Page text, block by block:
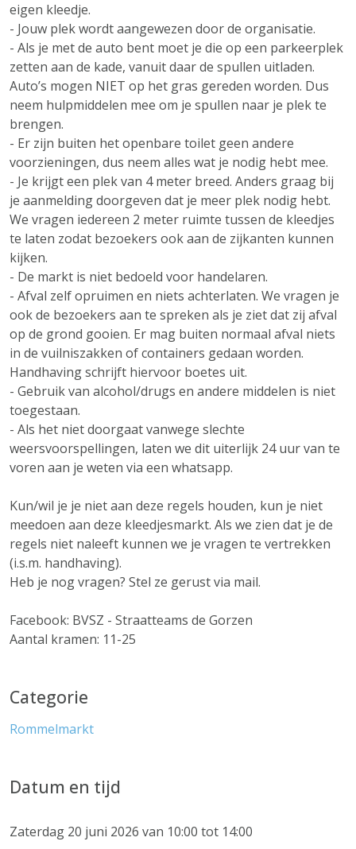
eigen kleedje.
- Jouw plek wordt aangewezen door de organisatie.
- Als je met de auto bent moet je die op een parkeerplek
zetten aan de kade, vanuit daar de spullen uitladen.
Auto’s mogen NIET op het gras gereden worden. Dus
neem hulpmiddelen mee om je spullen naar je plek te
brengen.
- Er zijn buiten het openbare toilet geen andere
voorzieningen, dus neem alles wat je nodig hebt mee.
- Je krijgt een plek van 4 meter breed. Anders graag bij
je aanmelding doorgeven dat je meer plek nodig hebt.
We vragen iedereen 2 meter ruimte tussen de kleedjes
te laten zodat bezoekers ook aan de zijkanten kunnen
kijken.
- De markt is niet bedoeld voor handelaren.
- Afval zelf opruimen en niets achterlaten. We vragen je
ook de bezoekers aan te spreken als je ziet dat zij afval
op de grond gooien. Er mag buiten normaal afval niets
in de vuilniszakken of containers gedaan worden.
Handhaving schrijft hiervoor boetes uit.
- Gebruik van alcohol/drugs en andere middelen is niet
toegestaan.
- Als het niet doorgaat vanwege slechte
weersvoorspellingen, laten we dit uiterlijk 24 uur van te
voren aan je weten via een whatsapp.
Kun/wil je je niet aan deze regels houden, kun je niet
meedoen aan deze kleedjesmarkt. Als we zien dat je de
regels niet naleeft kunnen we je vragen te vertrekken
(i.s.m. handhaving).
Heb je nog vragen? Stel ze gerust via mail.
Facebook: BVSZ - Straatteams de Gorzen
Aantal kramen: 11-25
Categorie
Rommelmarkt
Datum en tijd
Zaterdag 20 juni 2026 van 10:00 tot 14:00